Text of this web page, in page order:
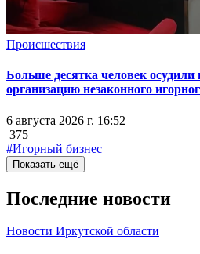
Происшествия
Больше десятка человек осудили
организацию незаконного
6 августа 2026 г. 16:52
375
#Игорный бизнес
Показать ещё
Последние новости
Новости Иркутской области